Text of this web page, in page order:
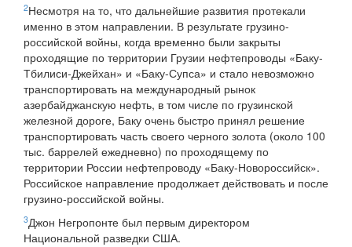
2Несмотря на то, что дальнейшие развития протекали
именно в этом направлении. В результате грузино-
российской войны, когда временно были закрыты
проходящие по территории Грузии нефтепроводы «Баку-
Тбилиси-Джейхан» и «Баку-Супса» и стало невозможно
транспортировать на международный рынок
азербайджанскую нефть, в том числе по грузинской
железной дороге, Баку очень быстро принял решение
транспортировать часть своего черного золота (около 100
тыс. баррелей ежедневно) по проходящему по
территории России нефтепроводу «Баку-Новороссийск».
Российское направление продолжает действовать и после
грузино-российской войны.
3Джон Негропонте был первым директором
Национальной разведки США.